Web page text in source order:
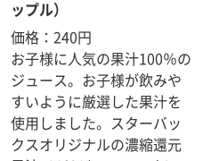
ップル）
価格：240円
お子様に人気の果汁100％の
ジュース。お子様が飲みや
すいように厳選した果汁を
使用しました。スターバッ
クスオリジナルの濃縮還元